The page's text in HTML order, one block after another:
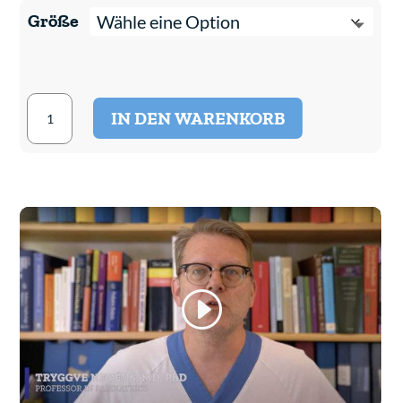
Größe
Pjama
DryGuardians
Schlafkleidung
-
Hosen
Menge
IN DEN WARENKORB